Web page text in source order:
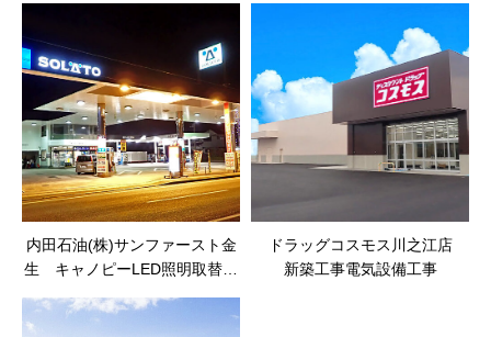
内田石油(株)サンファースト金
生 キャノピーLED照明取替え
工事
ドラッグコスモス川之江店
新築工事電気設備工事